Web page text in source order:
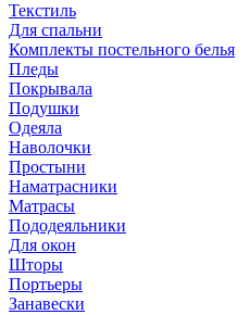
Текстиль
Для спальни
Комплекты постельного белья
Пледы
Покрывала
Подушки
Одеяла
Наволочки
Простыни
Наматрасники
Матрасы
Пододеяльники
Для окон
Шторы
Портьеры
Занавески